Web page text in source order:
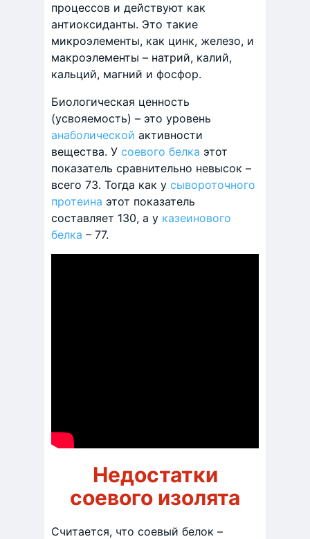
процессов и действуют как
антиоксиданты. Это такие
микроэлементы, как цинк, железо, и
макроэлементы – натрий, калий,
кальций, магний и фосфор.
Биологическая ценность
(усвояемость) – это уровень
анаболической активности
вещества. У соевого белка этот
показатель сравнительно невысок –
всего 73. Тогда как у сывороточного
протеина этот показатель
составляет 130, а у казеинового
белка – 77.
Недостатки
соевого изолята
Считается, что соевый белок –